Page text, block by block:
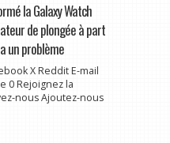
la Galaxy Watch
de plongée à part
un problème
X Reddit E-mail
0 Rejoignez la
nous Ajoutez-nous